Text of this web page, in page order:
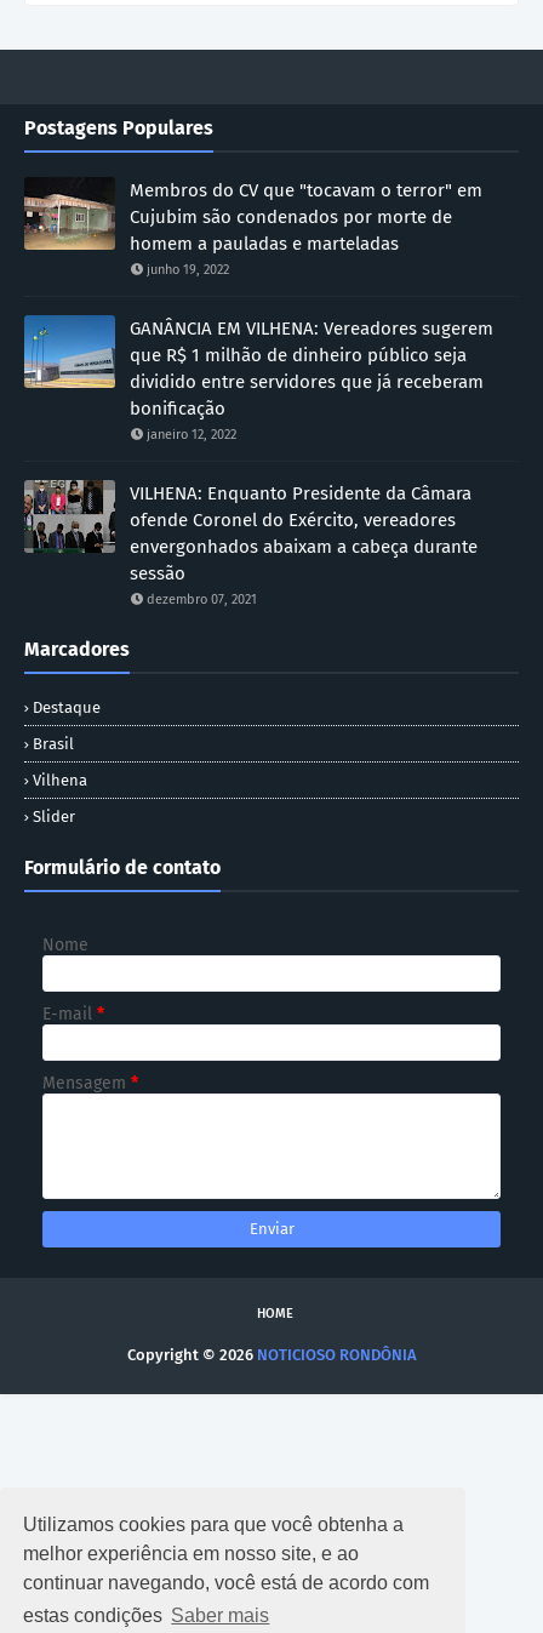
Utilizamos cookies para que você obtenha a
melhor experiência em nosso site, e ao
continuar navegando, você está de acordo com
estas condições Saber mais
Postagens Populares
Membros do CV que "tocavam o terror" em
Cujubim são condenados por morte de
homem a pauladas e marteladas
junho 19, 2022
GANÂNCIA EM VILHENA: Vereadores sugerem
que R$ 1 milhão de dinheiro público seja
dividido entre servidores que já receberam
bonificação
janeiro 12, 2022
VILHENA: Enquanto Presidente da Câmara
ofende Coronel do Exército, vereadores
envergonhados abaixam a cabeça durante
sessão
dezembro 07, 2021
Marcadores
Destaque
Brasil
Vilhena
Slider
Formulário de contato
Nome
E-mail *
Mensagem *
HOME
Copyright © 2026 NOTICIOSO RONDÔNIA